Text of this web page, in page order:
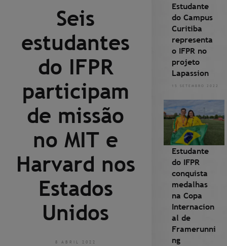
Seis
estudantes
do IFPR
participam
de missão
no MIT e
Harvard nos
Estados
Unidos
8 ABRIL 2022
Estudante
do Campus
Curitiba
representa
o IFPR no
projeto
Lapassion
15 SETEMBRO 2022
Estudante
do IFPR
conquista
medalhas
na Copa
Internacion
al de
Framerunni
ng